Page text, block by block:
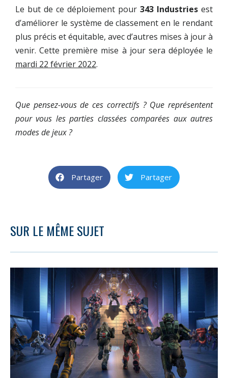
Le but de ce déploiement pour 343 Industries est
d’améliorer le système de classement en le rendant
plus précis et équitable, avec d’autres mises à jour à
venir. Cette première mise à jour sera déployée le
mardi 22 février 2022.
Que pensez-vous de ces correctifs ? Que représentent
pour vous les parties classées comparées aux autres
modes de jeux ?
Partager Partager
SUR LE MÊME SUJET